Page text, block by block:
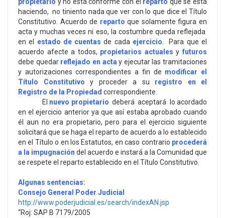
haciendo, no tiniento nada que ver con lo que dice el Título
Constitutivo. Acuerdo de reparto que solamente figura en
acta y muchas veces ni eso, la costumbre queda reflejada
en el estado de cuentas de cada ejercicio . Para que el
acuerdo afecte a todos, propietarios actuales yfuturos
debe quedar reflejado en acta y ejecutar las tramitaciones
y autorizaciones correspondientes a fin de modificar el
Título Constitutivo y proceder a su registro en el
Registro de la Propiedad correspondiente.
El nuevo propietario deberá aceptará lo acordado
en el ejercicio anterior ya que así estaba aprobado cuando
él aun no era propietario, pero para el ejercicio siguiente
solicitará que se haga el reparto de acuerdo a lo establecido
en el Título o en los Estatutos, en caso contrario procederá
a la impugnación del acuerdo e instará a la Comunidad que
se respete el reparto establecido en el Título Constitutivo.
Algunas sentencias:
Consejo General Poder Judicial
http://www.poderjudicial.es/search/indexAN.jsp
“Roj: SAP B 7179/2005